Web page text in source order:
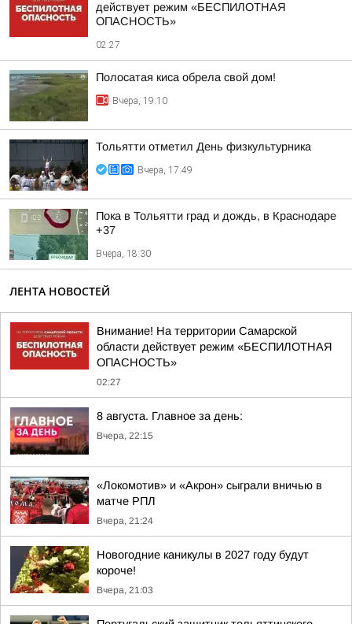
действует режим «БЕСПИЛОТНАЯ
ОПАСНОСТЬ»
02:27
Полосатая киса обрела свой дом!
Вчера, 19:10
Тольятти отметил День физкультурника
Вчера, 17:49
Пока в Тольятти град и дождь, в Краснодаре
+37
Вчера, 18:30
ЛЕНТА НОВОСТЕЙ
Внимание! На территории Самарской
области действует режим «БЕСПИЛОТНАЯ
ОПАСНОСТЬ»
02:27
8 августа. Главное за день:
Вчера, 22:15
«Локомотив» и «Акрон» сыграли вничью в
матче РПЛ
Вчера, 21:24
Новогодние каникулы в 2027 году будут
короче!
Вчера, 21:03